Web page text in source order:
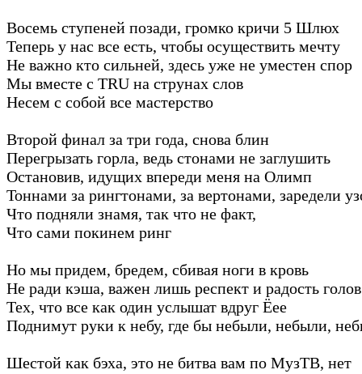
Восемь ступеней позади, громко кричи 5 Шлюх
Теперь у нас все есть, чтобы осуществить мечту
Не важно кто сильней, здесь уже не уместен спор
Мы вместе с TRU на струнах слов
Несем с собой все мастерство
Второй финал за три года, снова блин
Перегрызать горла, ведь стонами не заглушить
Остановив, идущих впереди меня на Олимп
Тоннами за рингтонами, за вертонами, заредели
Что подняли знамя, так что не факт,
Что сами покинем ринг
Но мы придем, бредем, сбивая ноги в кровь
Не ради кэша, важен лишь респект и радость голов
Тех, что все как один услышат вдруг Ёее
Поднимут руки к небу, где бы небыли, небыли,
Шестой как бэха, это не битва вам по МузТВ, нет